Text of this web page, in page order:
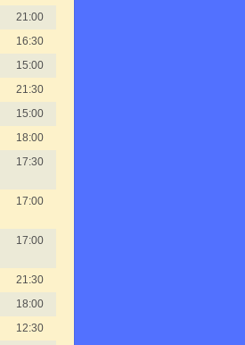
21:00
16:30
15:00
21:30
15:00
18:00
17:30
17:00
17:00
21:30
18:00
12:30